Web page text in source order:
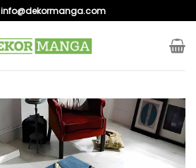
info@dekormanga.com